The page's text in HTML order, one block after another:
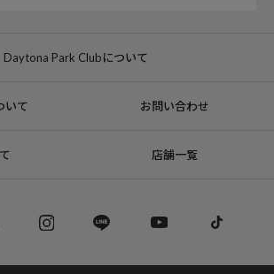
Daytona Park Clubについて
いて お問い合わせ
店舗一覧